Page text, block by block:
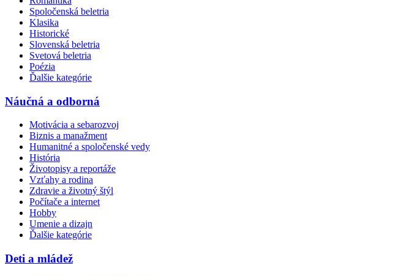
Spoločenská beletria
Klasika
Historické
Slovenská beletria
Svetová beletria
Poézia
Ďalšie kategórie
Náučná a odborná
Motivácia a sebarozvoj
Biznis a manažment
Humanitné a spoločenské vedy
História
Životopisy a reportáže
Vzťahy a rodina
Zdravie a životný štýl
Počítače a internet
Hobby
Umenie a dizajn
Ďalšie kategórie
Deti a mládež